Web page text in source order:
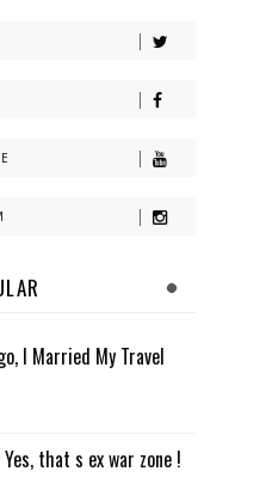
I Married My Travel
Yes, that s ex war zone !